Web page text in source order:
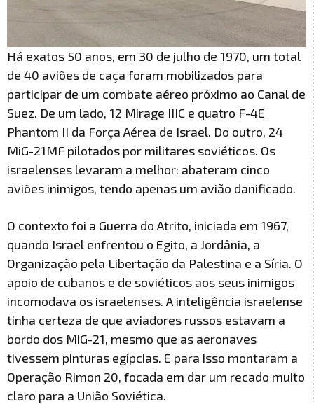
Há exatos 50 anos, em 30 de julho de 1970, um total
de 40 aviões de caça foram mobilizados para
participar de um combate aéreo próximo ao Canal de
Suez. De um lado, 12 Mirage IIIC e quatro F-4E
Phantom II da Força Aérea de Israel. Do outro, 24
MiG-21MF pilotados por militares soviéticos. Os
israelenses levaram a melhor: abateram cinco
aviões inimigos, tendo apenas um avião danificado.
O contexto foi a Guerra do Atrito, iniciada em 1967,
quando Israel enfrentou o Egito, a Jordânia, a
Organização pela Libertação da Palestina e a Síria. O
apoio de cubanos e de soviéticos aos seus inimigos
incomodava os israelenses. A inteligência israelense
tinha certeza de que aviadores russos estavam a
bordo dos MiG-21, mesmo que as aeronaves
tivessem pinturas egípcias. E para isso montaram a
Operação Rimon 20, focada em dar um recado muito
claro para a União Soviética.